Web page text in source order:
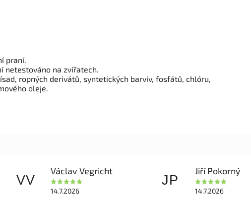
praní.
netestováno na zvířatech.
ropných derivátů, syntetických barviv, fosfátů, chlóru,
oleje.
VV
Václav Vegricht
14.7.2026
JP
Jiří Pokorný
14.7.2026